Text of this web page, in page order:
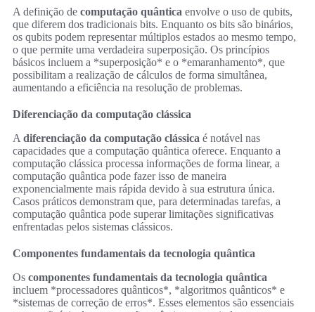
A definição de computação quântica envolve o uso de qubits,
que diferem dos tradicionais bits. Enquanto os bits são binários,
os qubits podem representar múltiplos estados ao mesmo tempo,
o que permite uma verdadeira superposição. Os princípios
básicos incluem a *superposição* e o *emaranhamento*, que
possibilitam a realização de cálculos de forma simultânea,
aumentando a eficiência na resolução de problemas.
Diferenciação da computação clássica
A diferenciação da computação clássica é notável nas
capacidades que a computação quântica oferece. Enquanto a
computação clássica processa informações de forma linear, a
computação quântica pode fazer isso de maneira
exponencialmente mais rápida devido à sua estrutura única.
Casos práticos demonstram que, para determinadas tarefas, a
computação quântica pode superar limitações significativas
enfrentadas pelos sistemas clássicos.
Componentes fundamentais da tecnologia quântica
Os componentes fundamentais da tecnologia quântica
incluem *processadores quânticos*, *algoritmos quânticos* e
*sistemas de correção de erros*. Esses elementos são essenciais